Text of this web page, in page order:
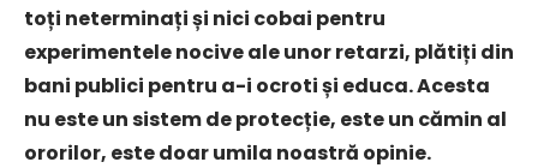
toți neterminați și nici cobai pentru
experimentele nocive ale unor retarzi, plătiți din
bani publici pentru a-i ocroti și educa. Acesta
nu este un sistem de protecție, este un cămin al
ororilor, este doar umila noastră opinie.